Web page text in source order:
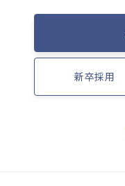
新卒採用